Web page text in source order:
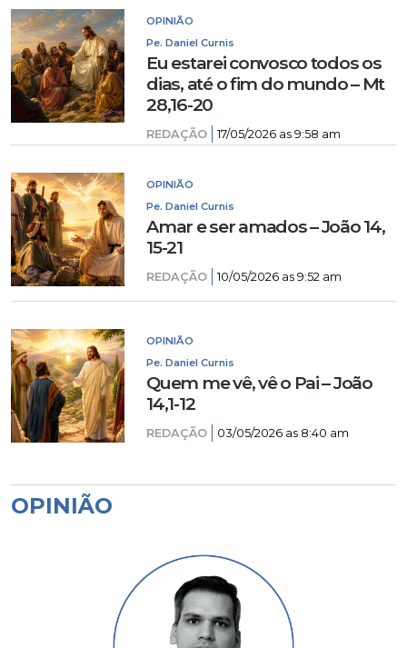
OPINIÃO
Pe. Daniel Curnis
Eu estarei convosco todos os
dias, até o fim do mundo – Mt
28,16-20
REDAÇÃO 17/05/2026 as 9:58 am
OPINIÃO
Pe. Daniel Curnis
Amar e ser amados – João 14,
15-21
REDAÇÃO 10/05/2026 as 9:52 am
OPINIÃO
Pe. Daniel Curnis
Quem me vê, vê o Pai – João
14,1-12
REDAÇÃO 03/05/2026 as 8:40 am
OPINIÃO